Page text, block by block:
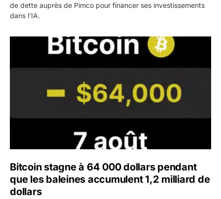
de dette auprès de Pimco pour financer ses investissements
dans l'IA.
Bitcoin stagne à 64 000 dollars pendant que les
Bitcoin stagne à 64 000 dollars pendant
que les baleines accumulent 1,2 milliard de
dollars